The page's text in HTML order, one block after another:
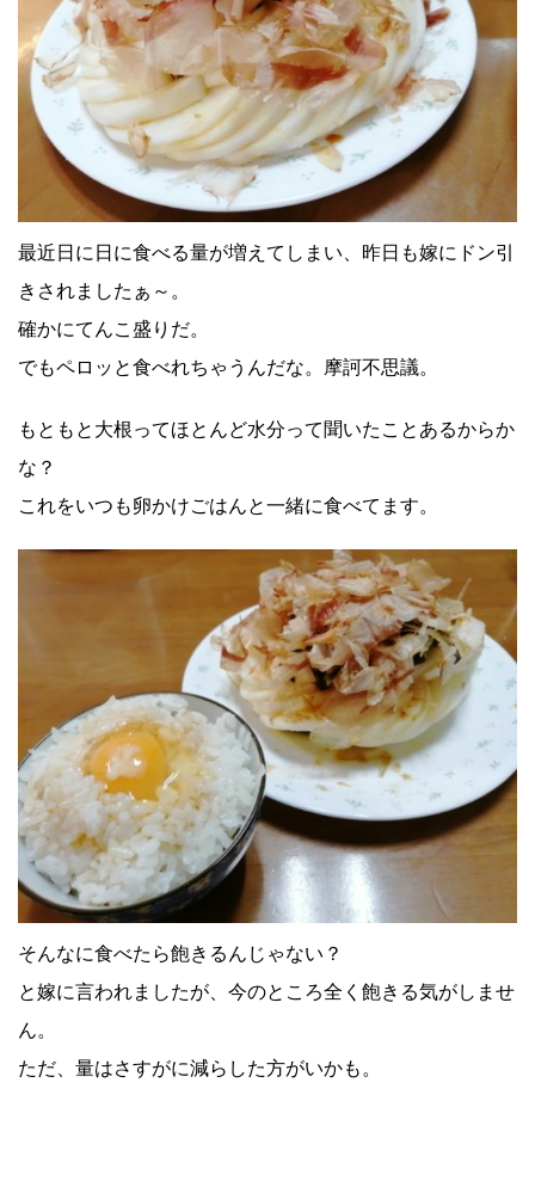
最近日に日に食べる量が増えてしまい、昨日も嫁にドン引
きされましたぁ～。
確かにてんこ盛りだ。
でもペロッと食べれちゃうんだな。摩訶不思議。
もともと大根ってほとんど水分って聞いたことあるからか
な？
これをいつも卵かけごはんと一緒に食べてます。
そんなに食べたら飽きるんじゃない？
と嫁に言われましたが、今のところ全く飽きる気がしませ
ん。
ただ、量はさすがに減らした方がいかも。